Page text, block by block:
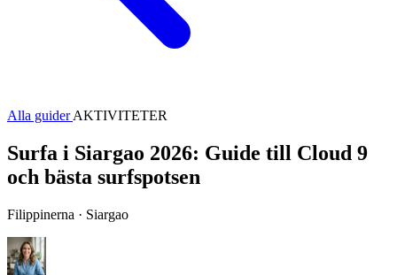
Alla guiderAKTIVITETER
Surfa i Siargao 2026: Guide till Cloud 9
och bästa surfspotsen
Filippinerna · Siargao